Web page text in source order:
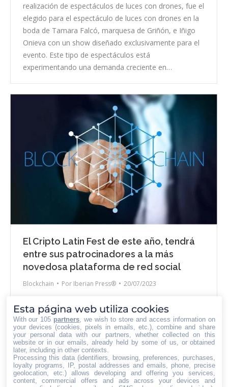
realización de espectáculos de luces con drones, fue el
elegido para el espectáculo de luces con drones en la
boda de Tamara Falcó, marquesa de Griñón, e Iñigo
Onieva con un show diseñado exclusivamente para el
evento. Este tipo de espectáculos está
experimentando una demanda creciente en…
El Cripto Latin Fest de este año, tendrá
entre sus patrocinadores a la más
novedosa plataforma de red social
Blockchain Por Iberian Press® 20/07/2023
de difusión de ciencia y tecnología de Bogotá, que
será la sede de la sexta edición de uno de los eventos
más importantes de la industria de criptomonedas en
América Latina, el Cripto Latin Fest, los días 17 y 18 de
agosto. Inversores, empresarios, desarrolladores y
otros…
Esta página web utiliza cookies
With our 105 partners , we wish to store and access information on
your devices (cookies, pixels in emails, etc.), combine and share
your personal data with our partners, whether collected on this
website or in our emails, already held by some of us, or obtained
later, including in other contexts.
Processing this data (identifiers, browsing, preferences, purchases,
loyalty programs, IP, postal addresses and emails, phone, precise
geolocation, etc.) allows developing and offering you services,
content, commercial offers and ads across your devices and